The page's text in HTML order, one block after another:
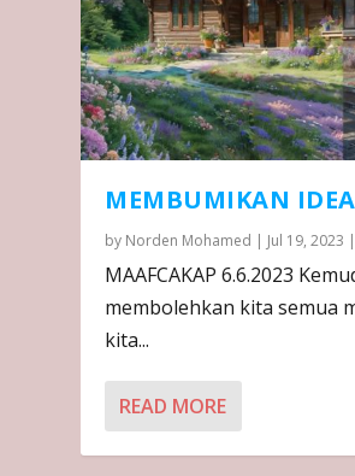
MEMBUMIKAN
by Norden Mohamed | Jul 19, 2023 |
MAAFCAKAP 6.6.2023
membolehkan kita semua
kita...
READ MORE